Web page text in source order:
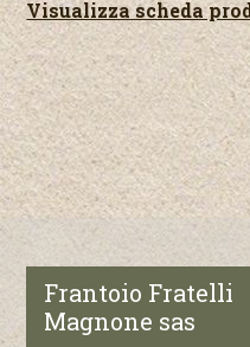
Visualizza scheda
Frantoio Fratelli
Magnone sas